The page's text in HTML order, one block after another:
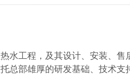
水工程，及其设计、安装、售
总部雄厚的研发基础、技术